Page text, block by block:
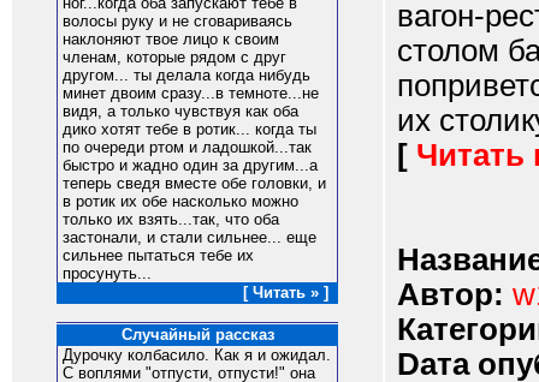
волосы руку и не сговариваясь
наклоняют твое лицо к своим
членам, которые рядом с друг
другом... ты делала когда нибудь
минет двоим сразу...в темноте...не
видя, а только чувствуя как оба
дико хотят тебе в ротик... когда ты
по очереди ртом и ладошкой...так
быстро и жадно один за другим...а
теперь сведя вместе обе головки, и
в ротик их обе насколько можно
только их взять...так, что оба
застонали, и стали сильнее... еще
сильнее пытаться тебе их
просунуть...
[ Читать » ]
Случайный рассказ
Дурочку колбасило. Как я и ожидал.
С воплями "отпусти, отпусти!" она
вагон-
столом
их
[ Читать
Автор:
Dата